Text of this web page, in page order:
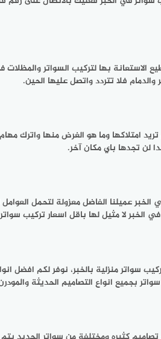
بها لتركيب السواتر
فلا تتردد واتصل عليها الحين.
امتلاكها وما هو الغرض منها واترك
لن تجدها باي مكان آخر.
عميلنا الفاضل معزولة لتحمل
لا مثيل لها باقل اسعار تركيب
سواتر منزلية بالخبر، نوفر لكم افضل
بجميع انواع التصاميم الحديثة